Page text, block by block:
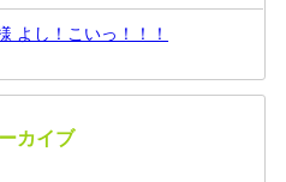
よし！こいっ！！！
カイブ